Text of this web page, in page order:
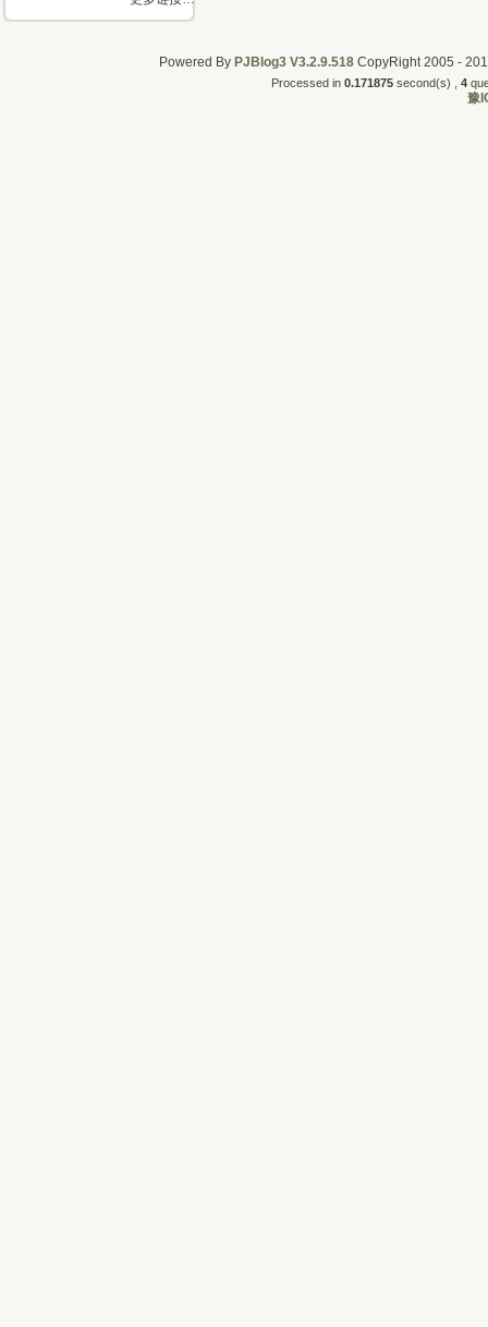
Powered By PJBlog3 V3.2.9.518CopyRight 2005 -
Processed in 0.171875second(s) , 4
豫